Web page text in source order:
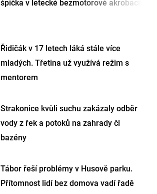
špička v letecké bezmotorové akrobacii
Řidičák v 17 letech láká stále více
mladých. Třetina už využívá režim s
mentorem
Strakonice kvůli suchu zakázaly odběr
vody z řek a potoků na zahrady či
bazény
Tábor řeší problémy v Husově parku.
Přítomnost lidí bez domova vadí řadě